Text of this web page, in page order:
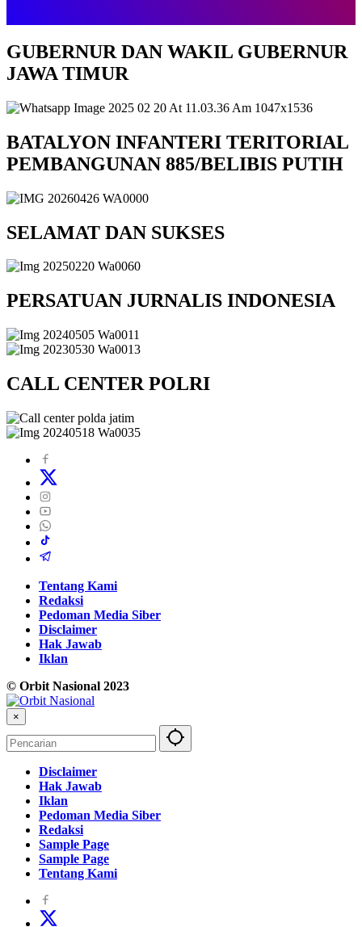
GUBERNUR DAN WAKIL GUBERNUR
JAWA TIMUR
BATALYON INFANTERI TERITORIAL
PEMBANGUNAN 885/BELIBIS PUTIH
SELAMAT DAN SUKSES
PERSATUAN JURNALIS INDONESIA
CALL CENTER POLRI
Tentang Kami
Redaksi
Pedoman Media Siber
Disclaimer
Hak Jawab
Iklan
© Orbit Nasional 2023
×
Disclaimer
Hak Jawab
Iklan
Pedoman Media Siber
Redaksi
Sample Page
Sample Page
Tentang Kami